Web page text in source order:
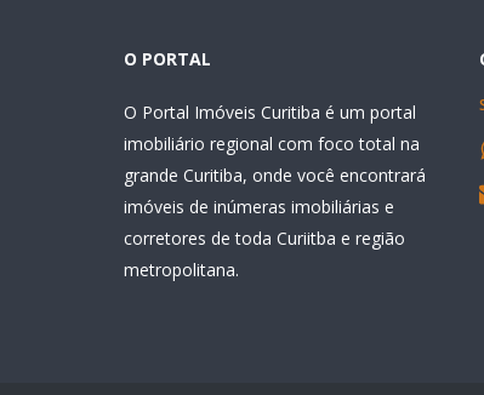
O PORTAL
O Portal Imóveis Curitiba é um portal
imobiliário regional com foco total na
grande Curitiba, onde você encontrará
imóveis de inúmeras imobiliárias e
corretores de toda Curiitba e região
metropolitana.